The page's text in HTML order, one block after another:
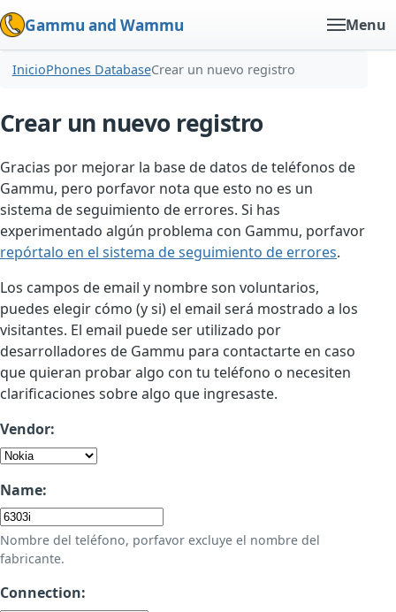
Gammu and Wammu Menu
InicioPhones DatabaseCrear un nuevo registro
Crear un nuevo registro
Gracias por mejorar la base de datos de teléfonos de
Gammu, pero porfavor nota que esto no es un
sistema de seguimiento de errores. Si has
experimentado algún problema con Gammu, porfavor
repórtalo en el sistema de seguimiento de errores.
Los campos de email y nombre son voluntarios,
puedes elegir cómo (y si) el email será mostrado a los
visitantes. El email puede ser utilizado por
desarrolladores de Gammu para contactarte en caso
que quieran probar algo con tu teléfono o necesiten
clarificaciones sobre algo que ingresaste.
Vendor:
Name:
Nombre del teléfono, porfavor excluye el nombre del
fabricante.
Connection: